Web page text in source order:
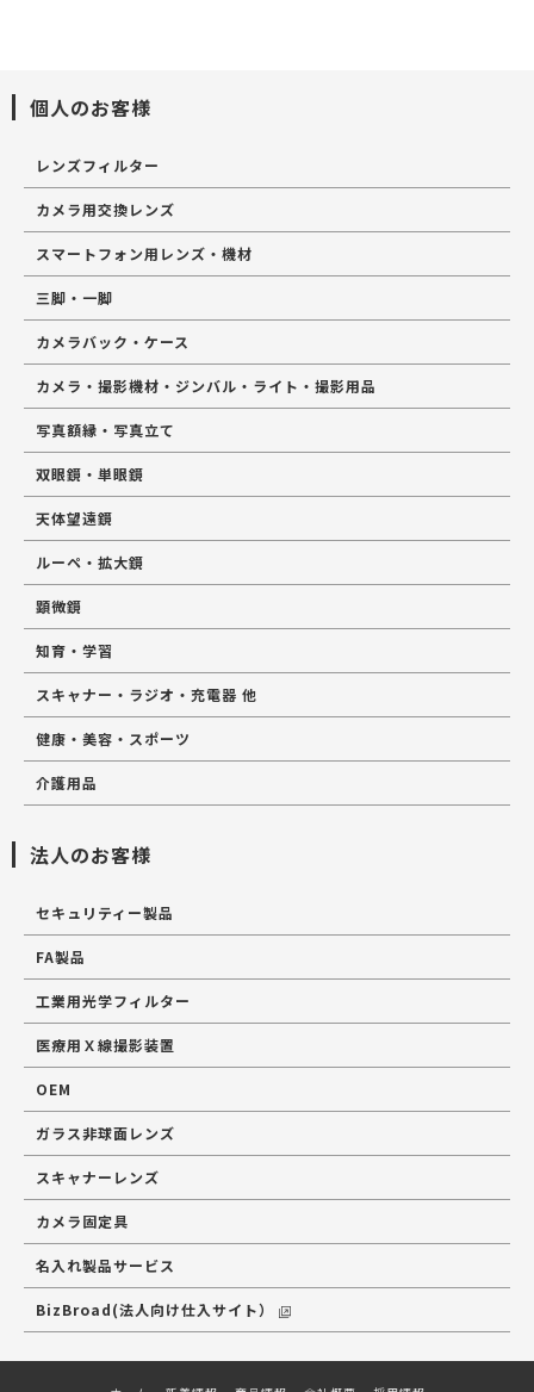
個人のお客様
レンズフィルター
カメラ用交換レンズ
スマートフォン用レンズ・機材
三脚・一脚
カメラバック・ケース
カメラ・撮影機材・ジンバル・ライト・撮影用品
写真額縁・写真立て
双眼鏡・単眼鏡
天体望遠鏡
ルーペ・拡大鏡
顕微鏡
知育・学習
スキャナー・ラジオ・充電器 他
健康・美容・スポーツ
介護用品
法人のお客様
セキュリティー製品
FA製品
工業用光学フィルター
医療用Ｘ線撮影装置
OEM
ガラス非球面レンズ
スキャナーレンズ
カメラ固定具
名入れ製品サービス
BizBroad(法人向け仕入サイト）